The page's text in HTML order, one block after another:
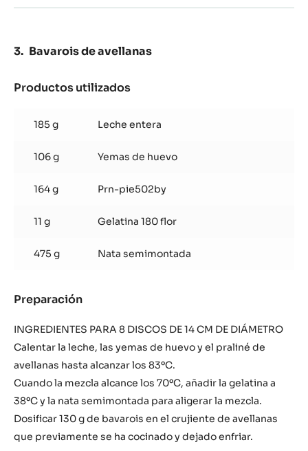
Bavarois de avellanas
Productos utilizados
avellanas
185 g Leche entera
106 g Yemas de huevo
164 g Prn-pie502by
11 g Gelatina 180 flor
475 g Nata semimontada
Preparación
de
avellanas
INGREDIENTES PARA 8 DISCOS DE 14 CM DE DIÁMETRO
Calentar la leche, las yemas de huevo y el praliné de
avellanas hasta alcanzar los 83ºC.
Cuando la mezcla alcance los 70ºC, añadir la gelatina a
38ºC y la nata semimontada para aligerar la mezcla.
Dosificar 130 g de bavarois en el crujiente de avellanas
que previamente se ha cocinado y dejado enfriar.